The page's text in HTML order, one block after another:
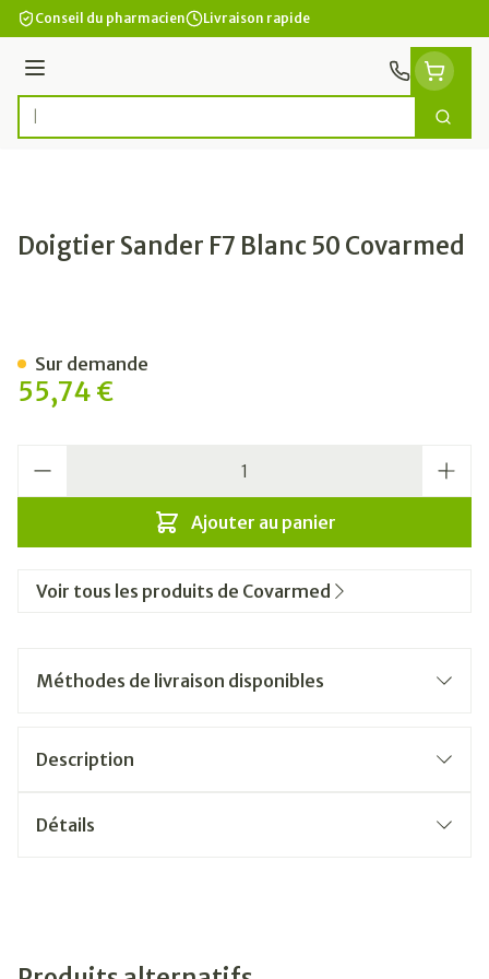
Aller au contenu
Conseil du pharmacien Livraison rapide
Menu
Rechercher
Doigtier Sander F7 Blanc 50 Covarmed
55,74 €
Ajouter au panier
Sur demande
Voir tous les produits de Covarmed
Méthodes de livraison disponibles
Description
Détails